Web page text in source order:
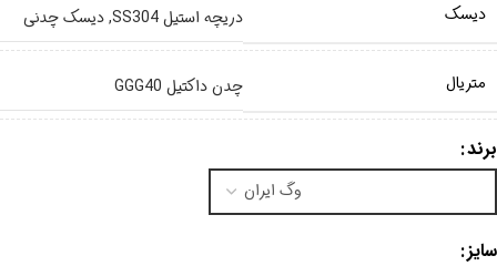
دیسک دریچه استیل SS304 ,دیسک چدنی
متریال چدن داکتیل GGG40
برند
سایز